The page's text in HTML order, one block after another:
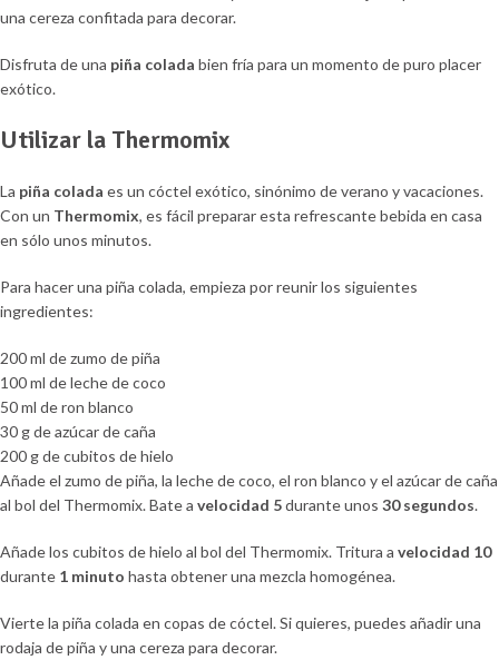
una cereza confitada para decorar.
Disfruta de una piña colada bien fría para un momento de puro placer
exótico.
Utilizar la Thermomix
La piña colada es un cóctel exótico, sinónimo de verano y vacaciones.
Con un Thermomix, es fácil preparar esta refrescante bebida en casa
en sólo unos minutos.
Para hacer una piña colada, empieza por reunir los siguientes
ingredientes:
200 ml de zumo de piña
100 ml de leche de coco
50 ml de ron blanco
30 g de azúcar de caña
200 g de cubitos de hielo
Añade el zumo de piña, la leche de coco, el ron blanco y el azúcar de caña
al bol del Thermomix. Bate a velocidad 5durante unos 30 segundos.
Añade los cubitos de hielo al bol del Thermomix. Tritura a velocidad 10
durante 1 minuto hasta obtener una mezcla homogénea.
Vierte la piña colada en copas de cóctel. Si quieres, puedes añadir una
rodaja de piña y una cereza para decorar.